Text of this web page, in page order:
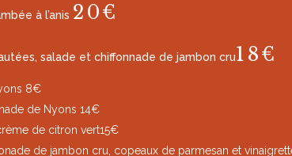
à l’anis 20€
salade et chiffonnade de jambon cru18€
8€
de Nyons 14€
de citron vert15€
de jambon cru, copeaux de parmesan et